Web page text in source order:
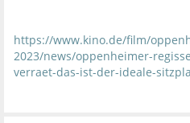
https://www.kino.de/film/
2023/news/oppenheimer-
verraet-das-ist-der-ideale-